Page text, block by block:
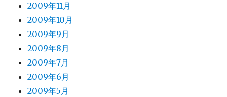
2009年11月
2009年10月
2009年9月
2009年8月
2009年7月
2009年6月
2009年5月